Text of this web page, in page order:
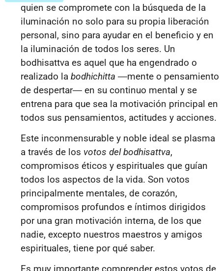
quien se compromete con la búsqueda de la
iluminación no solo para su propia liberación
personal, sino para ayudar en el beneficio y en
la iluminación de todos los seres. Un
bodhisattva es aquel que ha engendrado o
realizado la bodhichitta ―mente o pensamiento
de despertar― en su continuo mental y se
entrena para que sea la motivación principal en
todos sus pensamientos, actitudes y acciones.
Este inconmensurable y noble ideal se plasma
a través de los votos del bodhisattva,
compromisos éticos y espirituales que guían
todos los aspectos de la vida. Son votos
principalmente mentales, de corazón,
compromisos profundos e íntimos dirigidos
por una gran motivación interna, de los que
nadie, excepto nuestros maestros y amigos
espirituales, tiene por qué saber.